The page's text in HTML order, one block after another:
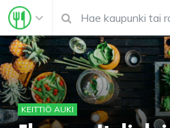
KEITTIÖ AUKI